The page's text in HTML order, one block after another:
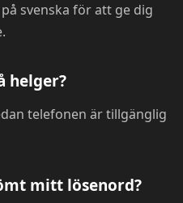
svenska för att ge dig
helger?
telefonen är tillgänglig
mitt lösenord?